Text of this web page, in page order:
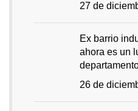
27 de
Ex barrio
ahora es un
26 de